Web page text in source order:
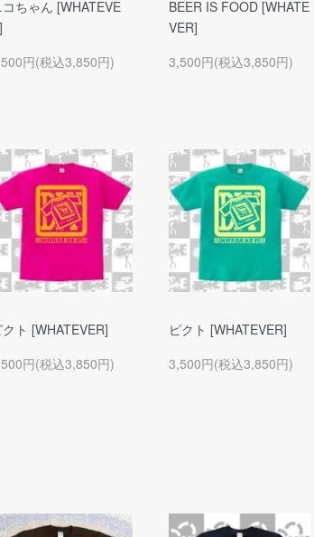
コちゃん [WHATEVE
円(税込3,850円)
BEER IS FOOD [WHATE
VER]
3,500円(税込3,850円)
クト [WHATEVER]
円(税込3,850円)
ピクト [WHATEVER]
3,500円(税込3,850円)